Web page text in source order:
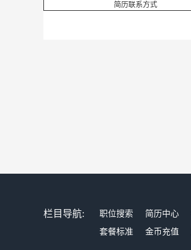
简历联系方式
栏目导航: 职位搜索 简历中心
套餐标准
金币充值